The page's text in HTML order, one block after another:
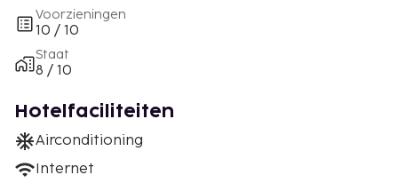
Voorzieningen
10 / 10
Staat
8 / 10
Hotelfaciliteiten
Airconditioning
Internet